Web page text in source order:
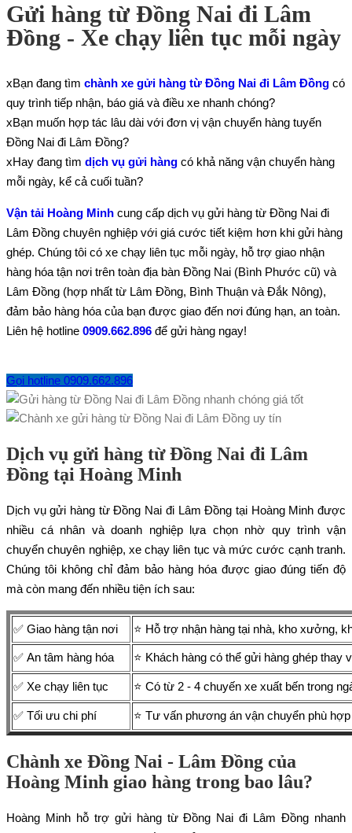
Gửi hàng từ Đồng Nai đi Lâm
Đồng - Xe chạy liên tục mỗi ngày
xBạn đang tìm chành xe gửi hàng từ Đồng Nai đi Lâm Đồng có
quy trình tiếp nhận, báo giá và điều xe nhanh chóng?
xBạn muốn hợp tác lâu dài với đơn vị vận chuyển hàng tuyến
Đồng Nai đi Lâm Đồng?
xHay đang tìm dịch vụ gửi hàng có khả năng vận chuyển hàng
mỗi ngày, kể cả cuối tuần?
Vận tải Hoàng Minh cung cấp dịch vụ gửi hàng từ Đồng Nai đi
Lâm Đồng chuyên nghiệp với giá cước tiết kiệm hơn khi gửi hàng
ghép. Chúng tôi có xe chạy liên tục mỗi ngày, hỗ trợ giao nhận
hàng hóa tận nơi trên toàn địa bàn Đồng Nai (Bình Phước cũ) và
Lâm Đồng (hợp nhất từ Lâm Đồng, Bình Thuận và Đắk Nông),
đảm bảo hàng hóa của bạn được giao đến nơi đúng hạn, an toàn.
Liên hệ hotline 0909.662.896 để gửi hàng ngay!
Gọi hotline 0909.662.896
Dịch vụ gửi hàng từ Đồng Nai đi Lâm
Đồng tại Hoàng Minh
Dịch vụ gửi hàng từ Đồng Nai đi Lâm Đồng tại Hoàng Minh được
nhiều cá nhân và doanh nghiệp lựa chọn nhờ quy trình vận
chuyển chuyên nghiệp, xe chạy liên tục và mức cước cạnh tranh.
Chúng tôi không chỉ đảm bảo hàng hóa được giao đúng tiến độ
mà còn mang đến nhiều tiện ích sau:
✅ Giao hàng tận nơi ⭐ Hỗ trợ nhận hàng tại nhà, kho xưởng,
✅ An tâm hàng hóa ⭐ Khách hàng có thể gửi hàng ghép
✅ Xe chạy liên tục ⭐ Có từ 2 - 4 chuyến xe xuất bến trong
✅ Tối ưu chi phí ⭐ Tư vấn phương án vận chuyển phù
Chành xe Đồng Nai - Lâm Đồng của
Hoàng Minh giao hàng trong bao lâu?
Hoàng Minh hỗ trợ gửi hàng từ Đồng Nai đi Lâm Đồng nhanh